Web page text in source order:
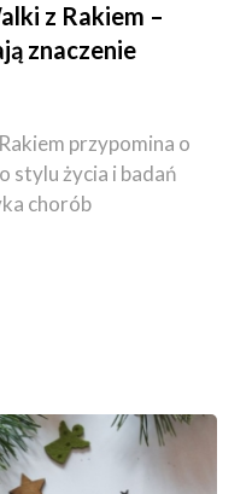
z Rakiem –
znaczenie
przypomina o
stylu życia i badań
chorób